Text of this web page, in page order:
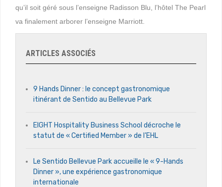
qu’il soit géré sous l’enseigne Radisson Blu, l’hôtel The Pearl
va finalement arborer l’enseigne Marriott.
ARTICLES ASSOCIÉS
9 Hands Dinner : le concept gastronomique
itinérant de Sentido au Bellevue Park
EIGHT Hospitality Business School décroche le
statut de « Certified Member » de l’EHL
Le Sentido Bellevue Park accueille le « 9-Hands
Dinner », une expérience gastronomique
internationale